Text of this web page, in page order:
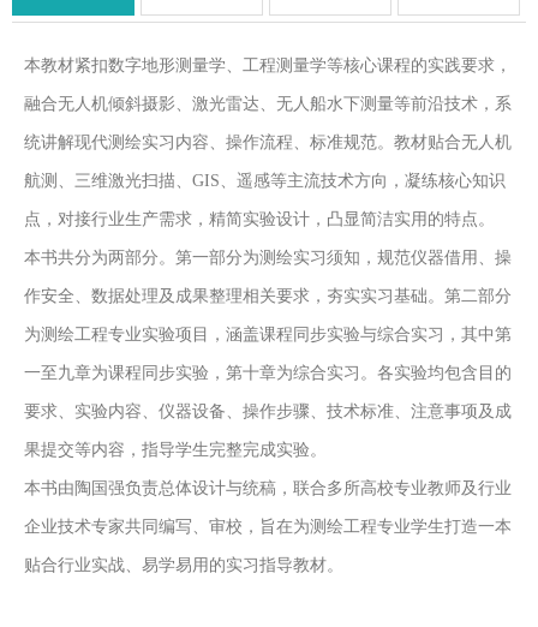
本教材紧扣数字地形测量学、工程测量学等核心课程的实践要求，
融合无人机倾斜摄影、激光雷达、无人船水下测量等前沿技术，系
统讲解现代测绘实习内容、操作流程、标准规范。教材贴合无人机
航测、三维激光扫描、GIS、遥感等主流技术方向，凝练核心知识
点，对接行业生产需求，精简实验设计，凸显简洁实用的特点。
本书共分为两部分。第一部分为测绘实习须知，规范仪器借用、操
作安全、数据处理及成果整理相关要求，夯实实习基础。第二部分
为测绘工程专业实验项目，涵盖课程同步实验与综合实习，其中第
一至九章为课程同步实验，第十章为综合实习。各实验均包含目的
要求、实验内容、仪器设备、操作步骤、技术标准、注意事项及成
果提交等内容，指导学生完整完成实验。
本书由陶国强负责总体设计与统稿，联合多所高校专业教师及行业
企业技术专家共同编写、审校，旨在为测绘工程专业学生打造一本
贴合行业实战、易学易用的实习指导教材。